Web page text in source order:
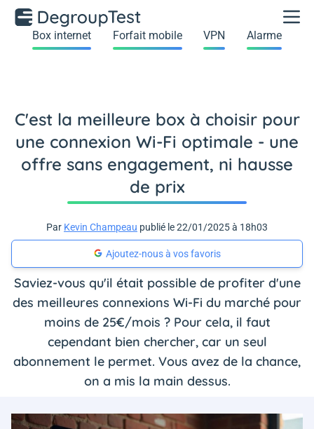
Box internet Forfait mobile VPN Alarme
C'est la meilleure box à choisir pour
une connexion Wi-Fi optimale - une
offre sans engagement, ni hausse
de prix
Par Kevin Champeau publié le 22/01/2025 à 18h03
Ajoutez-nous à vos favoris
Saviez-vous qu'il était possible de profiter d'une
des meilleures connexions Wi-Fi du marché pour
moins de 25€/mois ? Pour cela, il faut
cependant bien chercher, car un seul
abonnement le permet. Vous avez de la chance,
on a mis la main dessus.